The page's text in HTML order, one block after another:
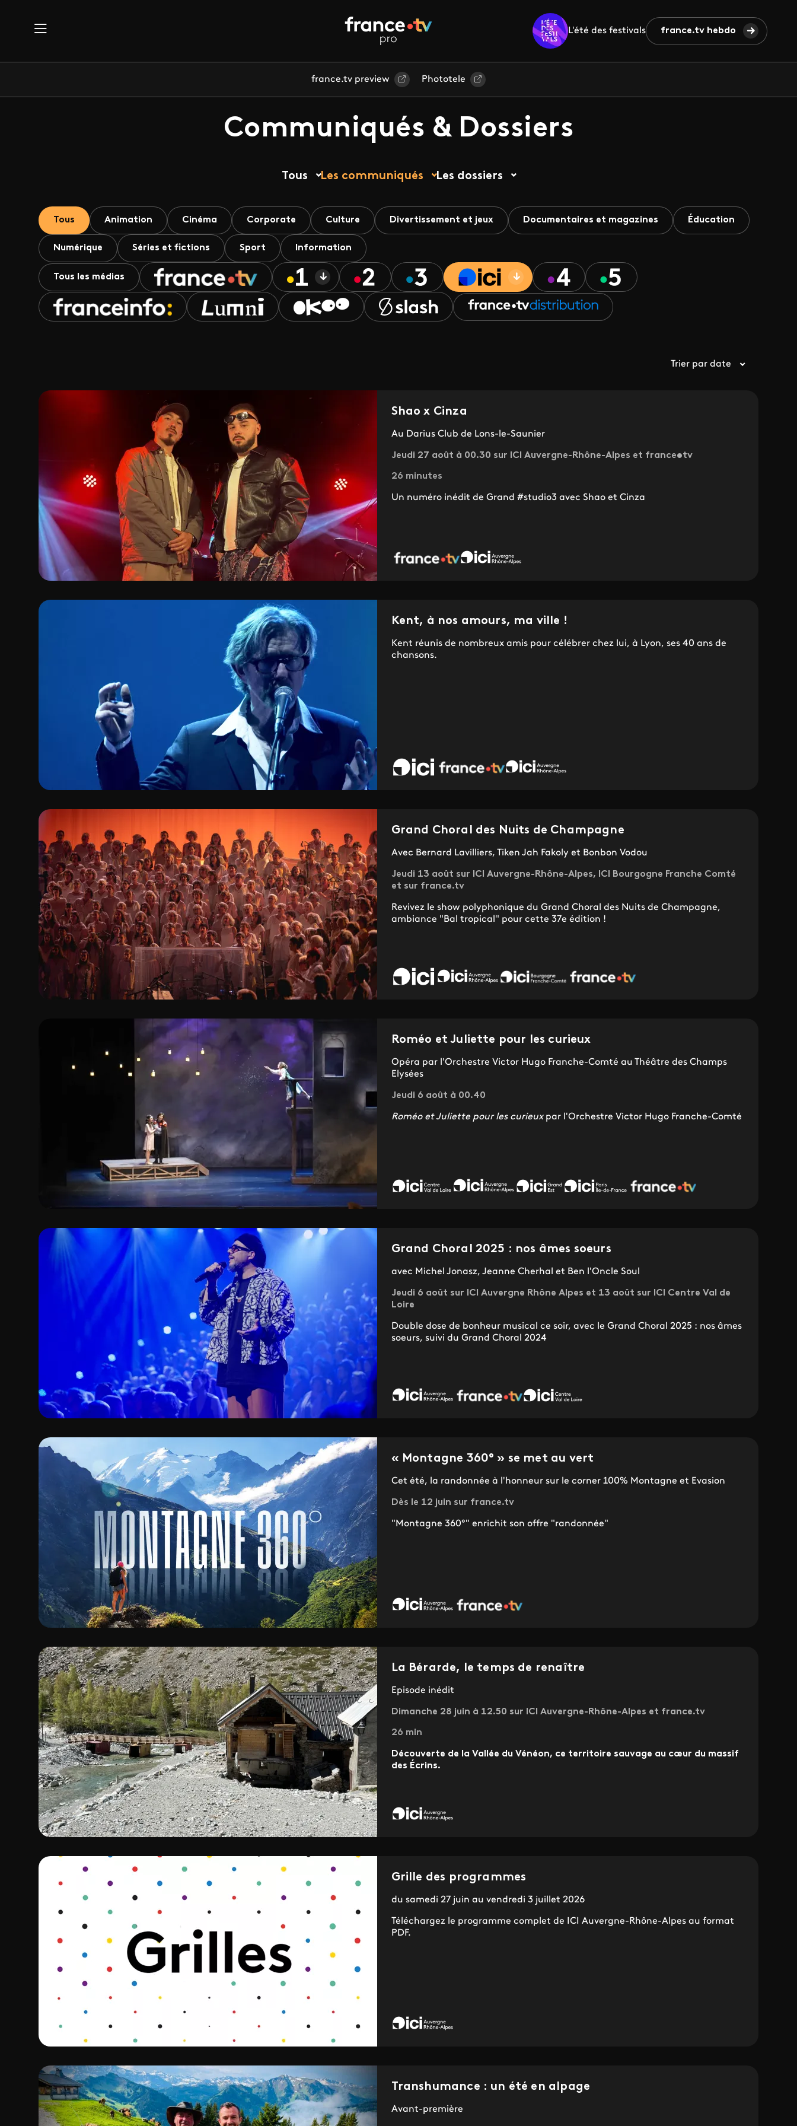
L'été des festivals france.tv hebdo
france.tv preview Phototele
Communiqués & Dossiers
Tous Les communiqués Les dossiers
Tous Animation Cinéma Corporate Culture Divertissement et jeux Documentaires et magazines Éducation
Numérique Séries et fictions Sport Information
Tous les médias
Trier par date
Shao x Cinza
Au Darius Club de Lons-le-Saunier
Jeudi 27 août à 00.30 sur ICI Auvergne-Rhône-Alpes et france•tv
26 minutes
Un numéro inédit de Grand #studio3 avec Shao et Cinza
Kent, à nos amours, ma ville !
Kent réunis de nombreux amis pour célébrer chez lui, à Lyon, ses 40 ans de
chansons.
Grand Choral des Nuits de Champagne
Avec Bernard Lavilliers, Tiken Jah Fakoly et Bonbon Vodou
Jeudi 13 août sur ICI Auvergne-Rhône-Alpes, ICI Bourgogne Franche Comté
et sur france.tv
Revivez le show polyphonique du Grand Choral des Nuits de Champagne,
ambiance "Bal tropical" pour cette 37e édition !
Roméo et Juliette pour les curieux
Opéra par l'Orchestre Victor Hugo Franche-Comté au Théâtre des Champs
Elysées
Jeudi 6 août à 00.40
Roméo et Juliette pour les curieuxpar l'Orchestre Victor Hugo Franche-Comté
Grand Choral 2025 : nos âmes soeurs
avec Michel Jonasz, Jeanne Cherhal et Ben l'Oncle Soul
Jeudi 6 août sur ICI Auvergne Rhône Alpes et 13 août sur ICI Centre Val de
Loire
Double dose de bonheur musical ce soir, avec le Grand Choral 2025 : nos âmes
soeurs, suivi du Grand Choral 2024
« Montagne 360° » se met au vert
Cet été, la randonnée à l'honneur sur le corner 100% Montagne et Evasion
Dès le 12 juin sur france.tv
"Montagne 360°" enrichit son offre "randonnée"
La Bérarde, le temps de renaître
Episode inédit
Dimanche 28 juin à 12.50 sur ICI Auvergne-Rhône-Alpes et france.tv
26 min
Découverte de la Vallée du Vénéon, ce territoire sauvage au cœur du massif
des Écrins.
Grille des programmes
du samedi 27 juin au vendredi 3 juillet 2026
Téléchargez le programme complet de ICI Auvergne-Rhône-Alpes au format
PDF.
Transhumance : un été en alpage
Avant-première